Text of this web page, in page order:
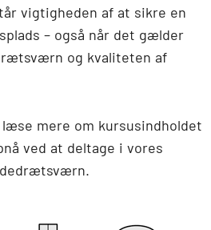
vigtigheden af at sikre en
– også når det gælder
og kvaliteten af
læse mere om kursusindholdet
ved at deltage i vores